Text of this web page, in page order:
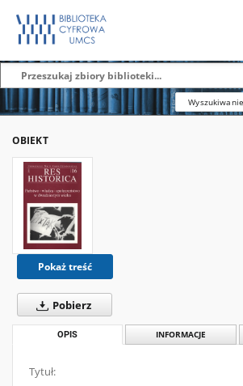
OBIEKT
Pokaż treść
Pobierz
OPIS INFORMACJE
Tytuł: